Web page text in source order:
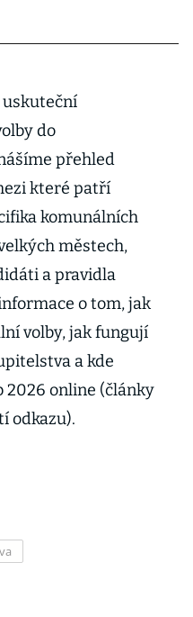
uskuteční
do
přehled
které patří
komunálních
městech,
a pravidla
o tom, jak
volby, jak fungují
a kde
2026 online (články
odkazu).